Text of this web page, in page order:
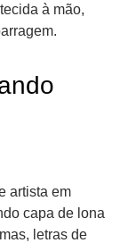
à mão,
artista em
capa de lona
letras de